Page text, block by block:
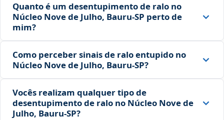
Quanto é um desentupimento de ralo no
Núcleo Nove de Julho, Bauru‑SP perto de
mim?
Como perceber sinais de ralo entupido no
Núcleo Nove de Julho, Bauru‑SP?
Vocês realizam qualquer tipo de
desentupimento de ralo no Núcleo Nove de
Julho, Bauru‑SP?